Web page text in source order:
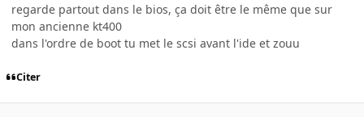
regarde partout dans le bios, ça doit être le même que sur
mon ancienne kt400
dans l'ordre de boot tu met le scsi avant l'ide et zouu
Citer